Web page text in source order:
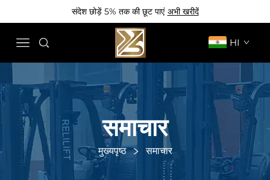
संदेश छोड़ें 5% तक की छूट पाएं अभी खरीदें
HI
समाचार
मुख्यपृष्ठ समाचार